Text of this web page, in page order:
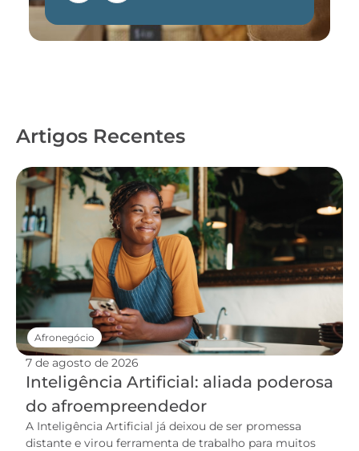
Artigos Recentes
7 de agosto de 2026
Inteligência Artificial: aliada poderosa
do afroempreendedor
A Inteligência Artificial já deixou de ser promessa
distante e virou ferramenta de trabalho para muitos
Afronegócio